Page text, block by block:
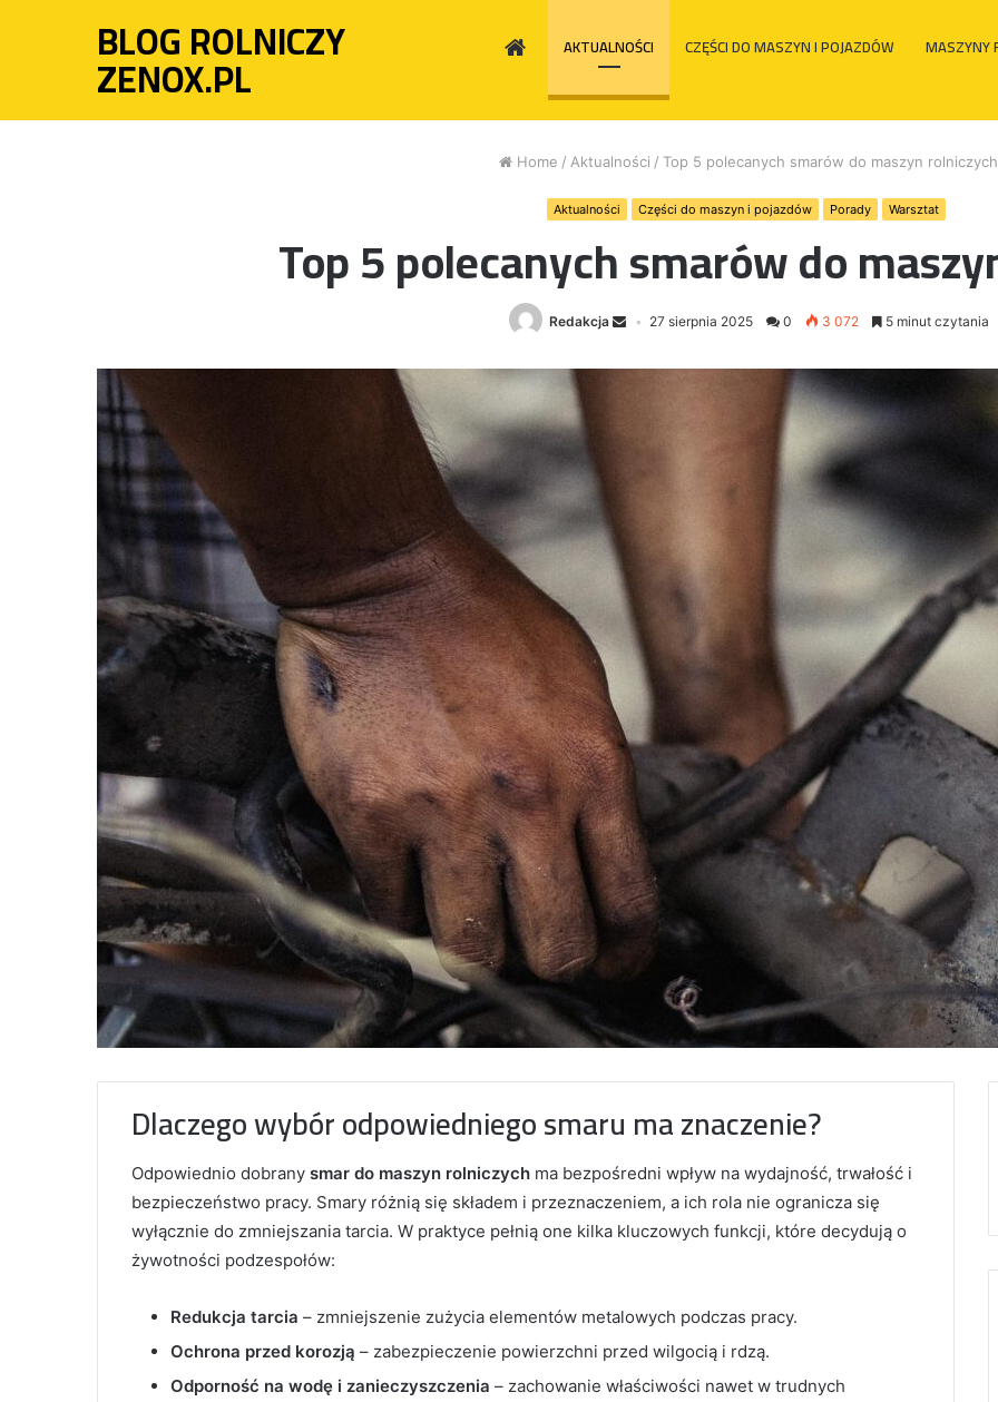
BLOG ROLNICZY
ZENOX.PL HOME AKTUALNOŚCI CZĘŚCI DO MASZYN I POJAZDÓW MASZYNY
Home / Aktualności / Top 5 polecanych smarów do maszyn rolniczych
Aktualności Części do maszyn i pojazdów Porady Warsztat
Top 5 polecanych smarów do
Redakcja 27 sierpnia 2025 0 3 072 5 minut czytania
Dlaczego wybór odpowiedniego smaru ma znaczenie?
Odpowiednio dobrany smar do maszyn rolniczych ma bezpośredni wpływ na wydajność, trwałość i
bezpieczeństwo pracy. Smary różnią się składem i przeznaczeniem, a ich rola nie ogranicza się
wyłącznie do zmniejszania tarcia. W praktyce pełnią one kilka kluczowych funkcji, które decydują o
żywotności podzespołów:
Redukcja tarcia – zmniejszenie zużycia elementów metalowych podczas pracy.
Ochrona przed korozją – zabezpieczenie powierzchni przed wilgocią i rdzą.
Odporność na wodę i zanieczyszczenia – zachowanie właściwości nawet w trudnych